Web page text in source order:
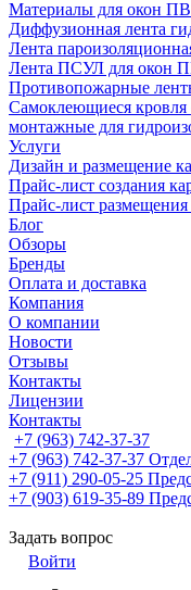
Материалы для окон
Диффузионная лента
Лента
Лента ПСУЛ для окон
Противопожарные
Самоклеющиеся кровля
монтажные для
Услуги
Дизайн и размещение
Прайс-лист создания
Прайс-лист размещения
Блог
Обзоры
Бренды
Оплата и доставка
Компания
О компании
Новости
Отзывы
Контакты
Лицензии
Контакты
+7 (963) 742-37-37
+7 (963) 742-37-37
+7 (911) 290-05-25
+7 (903) 619-35-89
Задать вопрос
Войти